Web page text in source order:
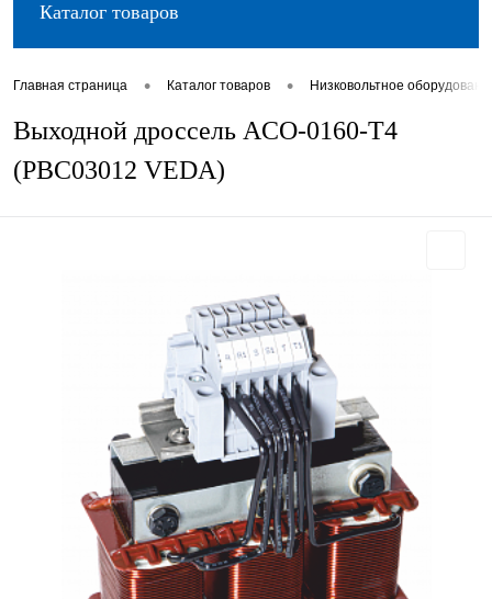
Каталог товаров
Главная страница • Каталог товаров • Низковольтное
Выходной дроссель ACO-0160-T4
(PBC03012 VEDA)